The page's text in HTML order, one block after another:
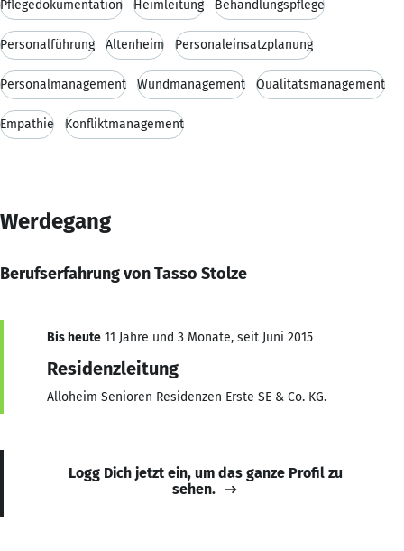
Pflegedokumentation Heimleitung Behandlungspflege
Personalführung Altenheim Personaleinsatzplanung
Personalmanagement Wundmanagement Qualitätsmanagement
Empathie Konfliktmanagement
Werdegang
Berufserfahrung von Tasso Stolze
Bis heute 11 Jahre und 3 Monate, seit Juni 2015
Residenzleitung
Alloheim Senioren Residenzen Erste SE & Co. KG.
Logg Dich jetzt ein, um das ganze Profil zu
sehen.